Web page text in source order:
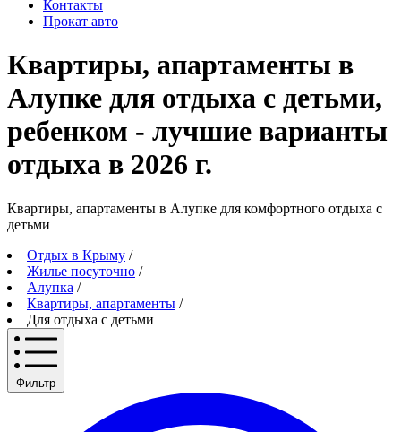
Контакты
Прокат авто
Квартиры, апартаменты в
Алупке для отдыха с детьми,
ребенком - лучшие варианты
отдыха в 2026 г.
Квартиры, апартаменты в Алупке для комфортного отдыха с
детьми
Отдых в Крыму /
Жилье посуточно /
Алупка /
Квартиры, апартаменты /
Для отдыха с детьми
Фильтр